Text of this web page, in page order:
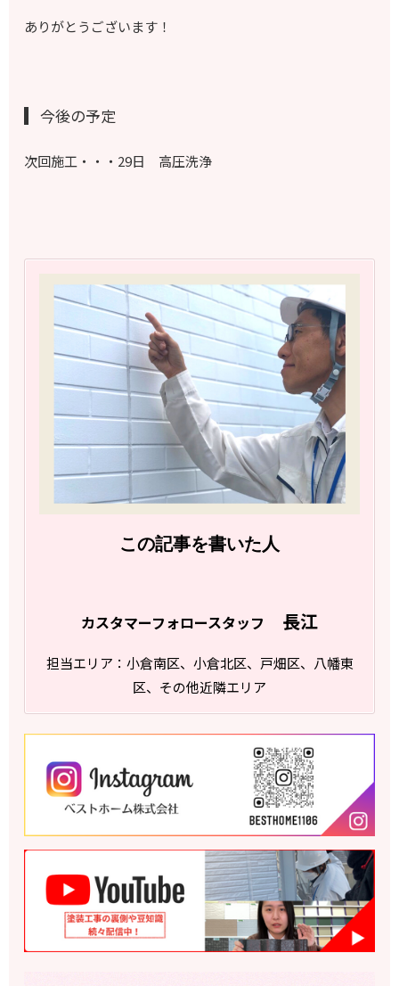
ありがとうございます！
今後の予定
次回施工・・・29日 高圧洗浄
この記事を書いた人
カスタマーフォロースタッフ 長江
担当エリア：小倉南区、小倉北区、戸畑区、八幡東
区、その他近隣エリア